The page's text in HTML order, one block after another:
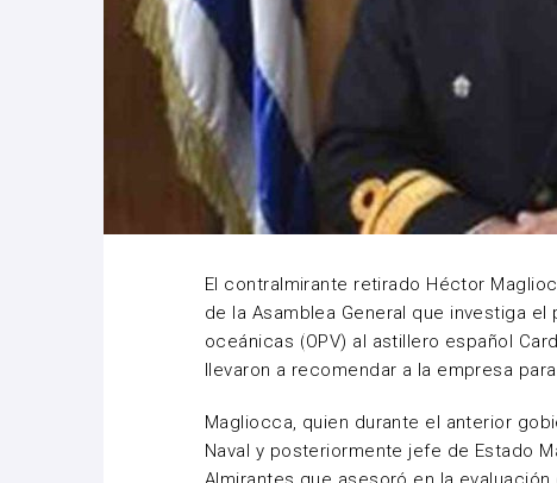
El contralmirante retirado Héctor
de la Asamblea General que investiga
oceánicas (OPV) al astillero español
llevaron a recomendar a la empresa
Magliocca, quien durante el anterior
Naval y posteriormente jefe de Estado